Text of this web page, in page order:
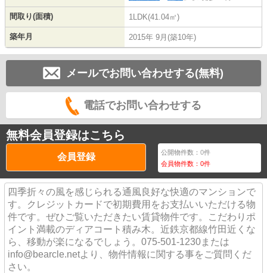
間取り(面積) 1LDK(41.04㎡)
築年月 2015年 9月(築10年)
メールでお問い合わせする(無料)
電話でお問い合わせする
無料会員登録はこちら
会員登録 公開物件数：0件
会員物件数：0件
四季折々の風を感じられる通風良好な快適のマンションで
す。クレジットカードで初期費用をお支払いいただける物
件です。ぜひご覧いただきたい賃貸物件です。こだわりポ
イント満載のディアコート積み木。近鉄京都線竹田近くな
ら、移動が楽になるでしょう。075-501-1230または
info@bearcle.netより、物件情報に関する事をご質問くだ
さい。